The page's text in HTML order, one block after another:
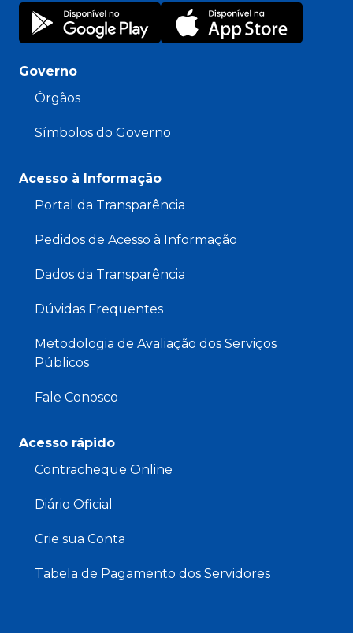
Governo
Órgãos
Símbolos do Governo
Acesso à Informação
Portal da Transparência
Pedidos de Acesso à Informação
Dados da Transparência
Dúvidas Frequentes
Metodologia de Avaliação dos Serviços
Públicos
Fale Conosco
Acesso rápido
Contracheque Online
Diário Oficial
Crie sua Conta
Tabela de Pagamento dos Servidores